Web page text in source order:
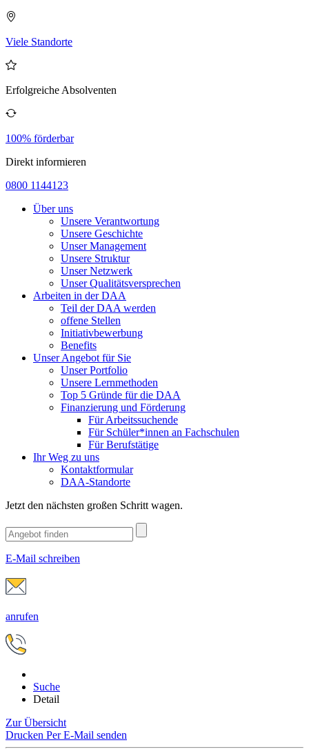
Viele Standorte
Erfolgreiche Absolventen
100% förderbar
Direkt informieren
0800 1144123
Über uns
Unsere Verantwortung
Unsere Geschichte
Unser Management
Unsere Struktur
Unser Netzwerk
Unser Qualitätsversprechen
Arbeiten in der DAA
Teil der DAA werden
offene Stellen
Initiativbewerbung
Benefits
Unser Angebot für Sie
Unser Portfolio
Unsere Lernmethoden
Top 5 Gründe für die DAA
Finanzierung und Förderung
Für Arbeitssuchende
Für Schüler*innen an Fachschulen
Für Berufstätige
Ihr Weg zu uns
Kontaktformular
DAA-Standorte
Jetzt den nächsten großen Schritt wagen.
E-Mail schreiben
anrufen
Suche
Detail
Zur Übersicht
Drucken Per E-Mail senden